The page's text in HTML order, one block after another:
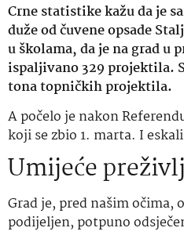
Crne statistike kažu da je
duže od čuvene opsade
u školama, da je na grad u
ispaljivano 329 projektila.
tona topničkih projektila.
A počelo je nakon
koji se zbio 1. marta. I
Umijeće
Grad je, pred našim
podijeljen, potpuno